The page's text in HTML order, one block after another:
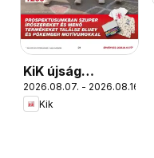
KiK újság
érvényessége
2026.08.16-ig
2026.08.07. - 2026.08.16.
Kik